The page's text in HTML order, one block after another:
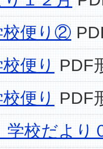
校便り②
便り PDF
便り PDF
校だより